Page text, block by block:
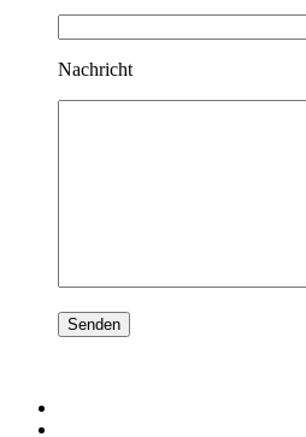
Nachricht